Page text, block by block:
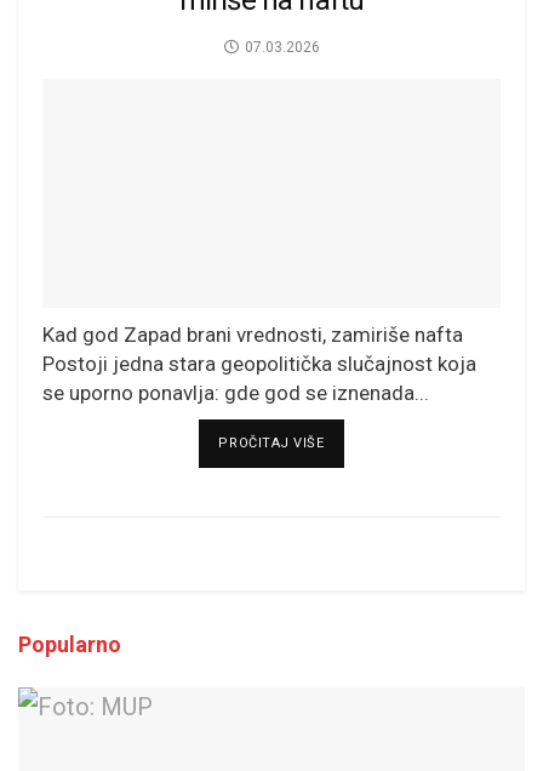
07.03.2026
Kad god Zapad brani vrednosti, zamiriše nafta
Postoji jedna stara geopolitička slučajnost koja
se uporno ponavlja: gde god se iznenada...
PROČITAJ VIŠEDETAILS
Popularno